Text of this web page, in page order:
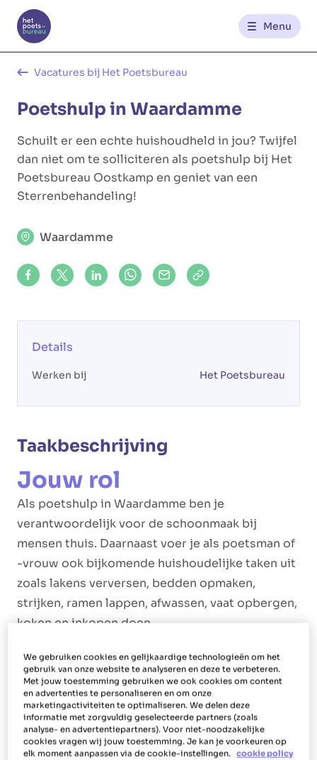
Menu
Glowi Glowi Jobs Het Poetsbureau
Kantoren
Werknemerszone
Klantenzone
Vacatures bij Het Poetsbureau
Poetshulp in Waardamme
Schuilt er een echte huishoudheld in jou? Twijfel
dan niet om te solliciteren als poetshulp bij Het
Poetsbureau Oostkamp en geniet van een
Sterrenbehandeling!
Share on Facebook
Share on X (formerly Twitter)
Share on LinkedIn
Share via Whatsapp
Share via Mail
Copy to clipboard
Waardamme
Details
Werken bij Het Poetsbureau
Taakbeschrijving
Jouw rol
Als poetshulp in Waardamme ben je
verantwoordelijk voor de schoonmaak bij
mensen thuis. Daarnaast voer je als poetsman of
-vrouw ook bijkomende huishoudelijke taken uit
zoals lakens verversen, bedden opmaken,
strijken, ramen lappen, afwassen, vaat opbergen,
koken en inkopen doen.
Ons aanbod
Het Poetsbureau gaat voorshiny, happy
werknemers. Iets wat zich ook vertaalt in de
manier waarop we jou als poetshulp belonen en
helpen. Jou laten stralen, dat is ons doel.
We gebruiken cookies en gelijkaardige technologieën om het
gebruik van onze website te analyseren en deze te verbeteren.
Met jouw toestemming gebruiken we ook cookies om content
en advertenties te personaliseren en om onze
marketingactiviteiten te optimaliseren. We delen deze
informatie met zorgvuldig geselecteerde partners (zoals
analyse- en advertentiepartners). Voor niet-noodzakelijke
cookies vragen wij jouw toestemming. Je kan je voorkeuren op
elk moment aanpassen via de cookie-instellingen. cookie policy